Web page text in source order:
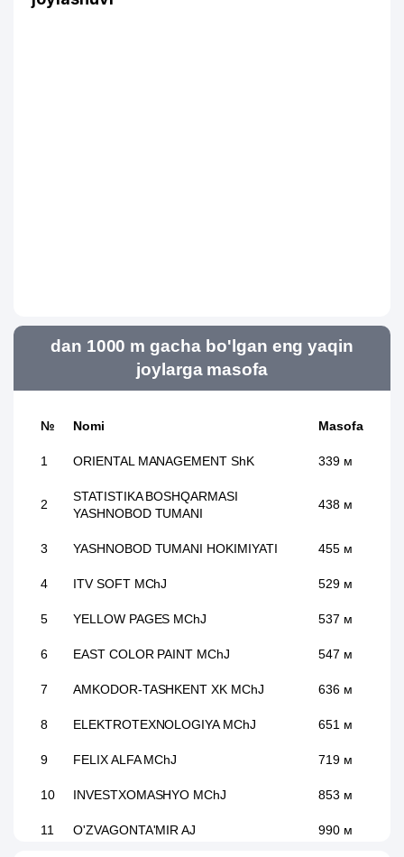
dan 1000 m gacha bo'lgan eng yaqin
joylarga masofa
№ Nomi Masofa
1 ORIENTAL MANAGEMENT ShK 339 м
2
STATISTIKA BOSHQARMASI
YASHNOBOD TUMANI
438 м
3 YASHNOBOD TUMANI HOKIMIYATI 455 м
4 ITV SOFT MChJ 529 м
5 YELLOW PAGES MChJ 537 м
6 EAST COLOR PAINT MChJ 547 м
7 AMKODOR-TASHKENT XK MChJ 636 м
8 ELEKTROTEXNOLOGIYA MChJ 651 м
9 FELIX ALFA MChJ 719 м
10 INVESTXOMASHYO MChJ 853 м
11 O'ZVAGONTA'MIR AJ 990 м